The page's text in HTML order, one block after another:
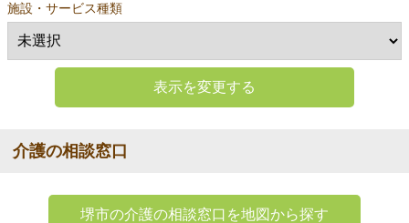
施設・サービス種類
表示を変更する
介護の相談窓口
堺市の介護の相談窓口を地図から探す